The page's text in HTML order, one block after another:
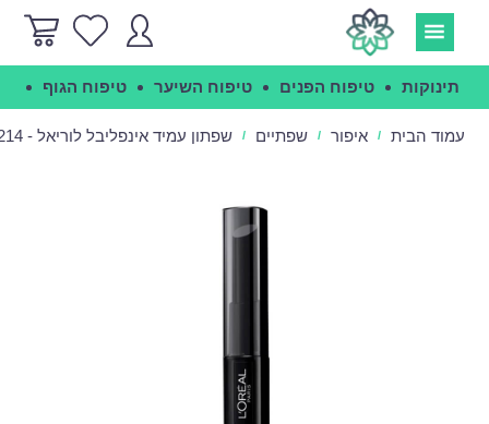
תינוקות טיפוח הפנים טיפוח השיער טיפוח הגוף
עמוד הבית / איפור / שפתיים / שפתון עמיד אינפליבל לוריאל - Loreal Infallible 214